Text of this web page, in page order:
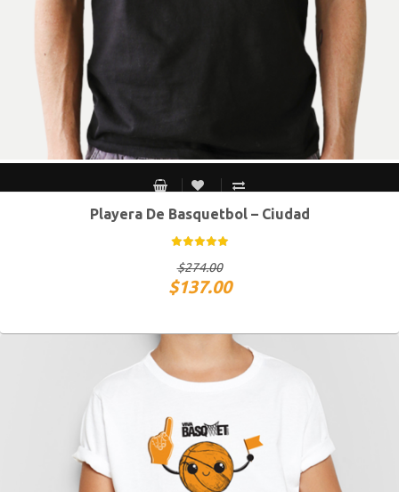
CH M G XG
Playera De Basquetbol – Ciudad
$274.00
$137.00